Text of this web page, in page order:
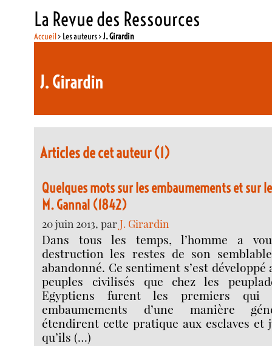
La Revue des Ressources
Accueil> Les auteurs >J. Girardin
J. Girardin
Articles de cet auteur (1)
Quelques mots sur les embaumements et sur
M. Gannal (1842)
20 juin 2013, parJ. Girardin
Dans tous les temps, l’homme a
destruction les restes de son
abandonné. Ce sentiment s’est développé
peuples civilisés que chez les
Egyptiens furent les premiers qui
embaumements d’une manière
étendirent cette pratique aux esclaves et
qu’ils (…)